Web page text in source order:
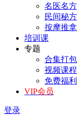
名医名方
民间秘方
按摩推拿
培训课
专题
合集打包
视频课程
免费福利
VIP会员
登录